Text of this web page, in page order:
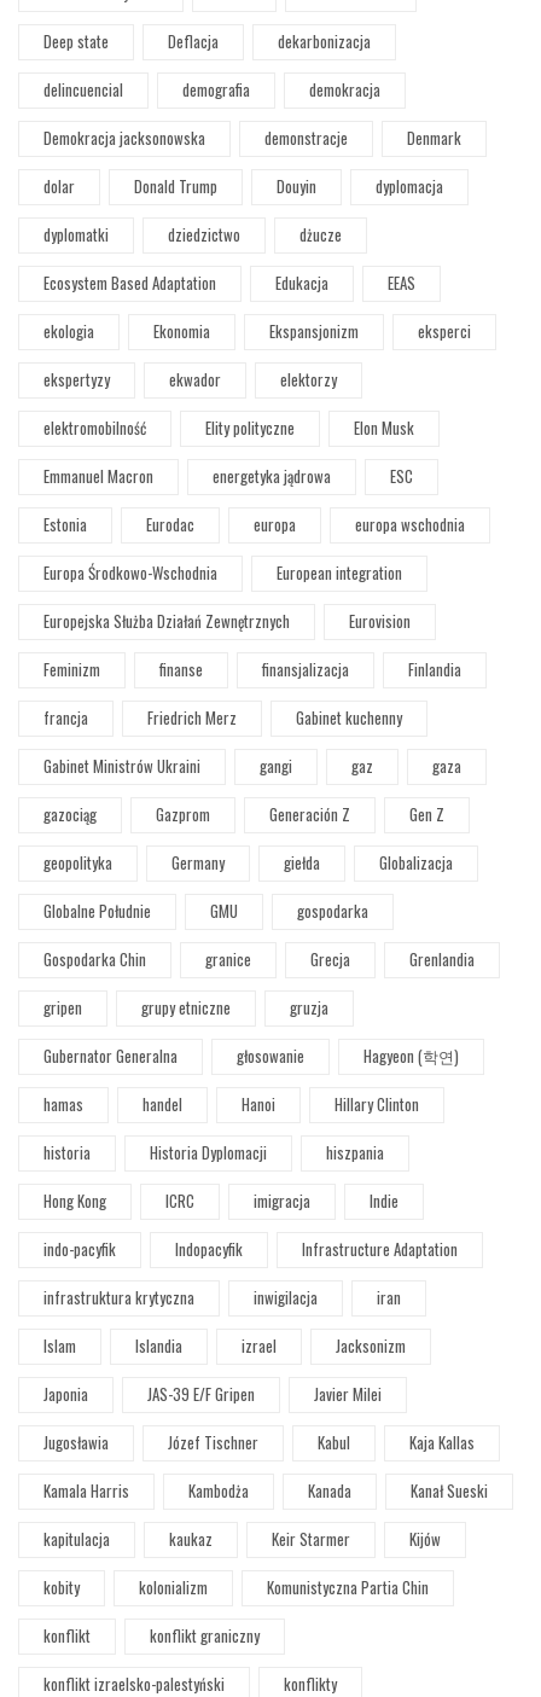
Deep state
Deflacja
dekarbonizacja
delincuencial
demografia
demokracja
Demokracja jacksonowska
demonstracje
Denmark
dolar
Donald Trump Douyin
dyplomacja
dyplomatki
dziedzictwo
dżucze
Ecosystem Based Adaptation
Edukacja
EEAS
ekologia
Ekonomia Ekspansjonizm
eksperci
ekspertyzy
ekwador
elektorzy
elektromobilność
Elity polityczne
Elon Musk
Emmanuel Macron
energetyka jądrowa
ESC
Estonia
Eurodac europa
europa wschodnia
Europa Środkowo-Wschodnia
European integration
Europejska Służba Działań Zewnętrznych
Eurovision
Feminizm
finanse finansjalizacja
Finlandia
francja
Friedrich Merz
Gabinet kuchenny
Gabinet Ministrów Ukraini
gangi gaz
gaza
gazociąg
Gazprom Generación Z
Gen Z
geopolityka
Germany giełda
Globalizacja
Globalne Południe
GMU
gospodarka
Gospodarka Chin
granice Grecja
Grenlandia
gripen
grupy etniczne
gruzja
Gubernator Generalna
głosowanie
Hagyeon (학연)
hamas
handel Hanoi
Hillary Clinton
historia
Historia Dyplomacji
hiszpania
Hong Kong
ICRC imigracja
Indie
indo-pacyfik
Indopacyfik
Infrastructure Adaptation
infrastruktura krytyczna
inwigilacja
iran
Islam
Islandia izrael
Jacksonizm
Japonia
JAS-39 E/F Gripen
Javier Milei
Jugosławia
Józef Tischner Kabul
Kaja Kallas
Kamala Harris
Kambodża Kanada
Kanał Sueski
kapitulacja
kaukaz Keir Starmer
Kijów
kobity
kolonializm
Komunistyczna Partia Chin
konflikt
konflikt graniczny
konflikt izraelsko-palestyński
konflikty